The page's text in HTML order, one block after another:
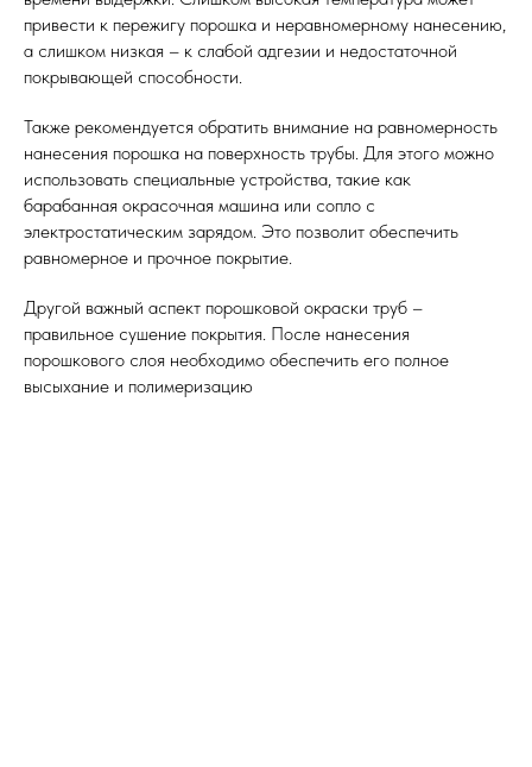
привести к пережигу порошка и неравномерному нанесению,
а слишком низкая – к слабой адгезии и недостаточной
покрывающей способности.
Также рекомендуется обратить внимание на равномерность
нанесения порошка на поверхность трубы. Для этого можно
использовать специальные устройства, такие как
барабанная окрасочная машина или сопло с
электростатическим зарядом. Это позволит обеспечить
равномерное и прочное покрытие.
Другой важный аспект порошковой окраски труб –
правильное сушение покрытия. После нанесения
порошкового слоя необходимо обеспечить его полное
высыхание и полимеризацию